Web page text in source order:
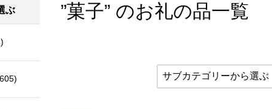
”菓子” のお礼の品一覧
ぶ